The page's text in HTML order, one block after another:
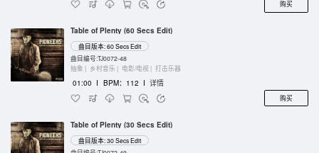
购买
Table of Plenty (60 Secs Edit)
曲目版本: 60 Secs Edit
曲目编号:TJ0072-48
抽象 | 乡村音乐 | 电影/电视 | 打击乐器
01:00 I BPM：112 I 详情
购买
Table of Plenty (30 Secs Edit)
曲目版本: 30 Secs Edit